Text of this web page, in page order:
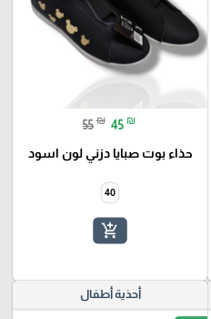
55 ₪ 45 ₪
حذاء بوت صبايا دزني لون اسود
40
add_shopping_cart
أحذية أطفال